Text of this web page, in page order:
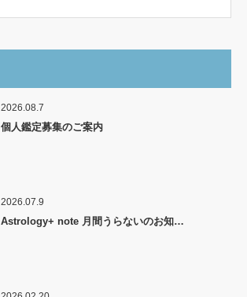
2026.08.7
個人鑑定募集のご案内
2026.07.9
Astrology+ note 月間うらないのお知…